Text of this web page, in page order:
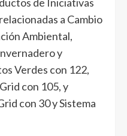
a Cambio
Ambiental,
y
Verdes con 122,
con 105, y
con 30 y Sistema